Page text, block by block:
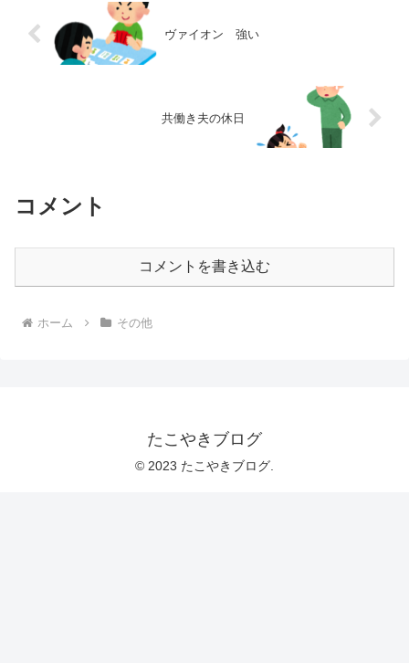
ヴァイオン 強い
共働き夫の休日
コメント
コメントを書き込む
ホーム その他
たこやきブログ
© 2023 たこやきブログ.